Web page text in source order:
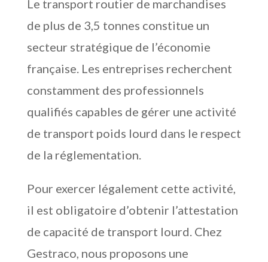
Le transport routier de marchandises
de plus de 3,5 tonnes constitue un
secteur stratégique de l’économie
française. Les entreprises recherchent
constamment des professionnels
qualifiés capables de gérer une activité
de transport poids lourd dans le respect
de la réglementation.
Pour exercer légalement cette activité,
il est obligatoire d’obtenir l’attestation
de capacité de transport lourd. Chez
Gestraco, nous proposons une